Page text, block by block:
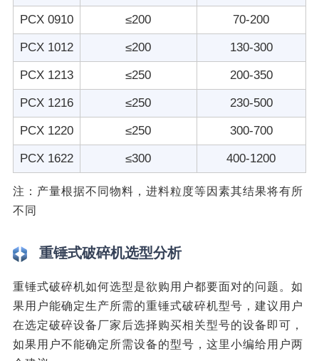
PCX 0910 ≤200 70-200
PCX 1012 ≤200 130-300
PCX 1213 ≤250 200-350
PCX 1216 ≤250 230-500
PCX 1220 ≤250 300-700
PCX 1622 ≤300 400-1200
注：产量根据不同物料，进料粒度等因素其结果将有所
不同
重锤式破碎机选型分析
重锤式破碎机如何选型是欲购用户都要面对的问题。如
果用户能确定生产所需的重锤式破碎机型号，建议用户
在选定破碎设备厂家后选择购买相关型号的设备即可，
如果用户不能确定所需设备的型号，这里小编给用户两